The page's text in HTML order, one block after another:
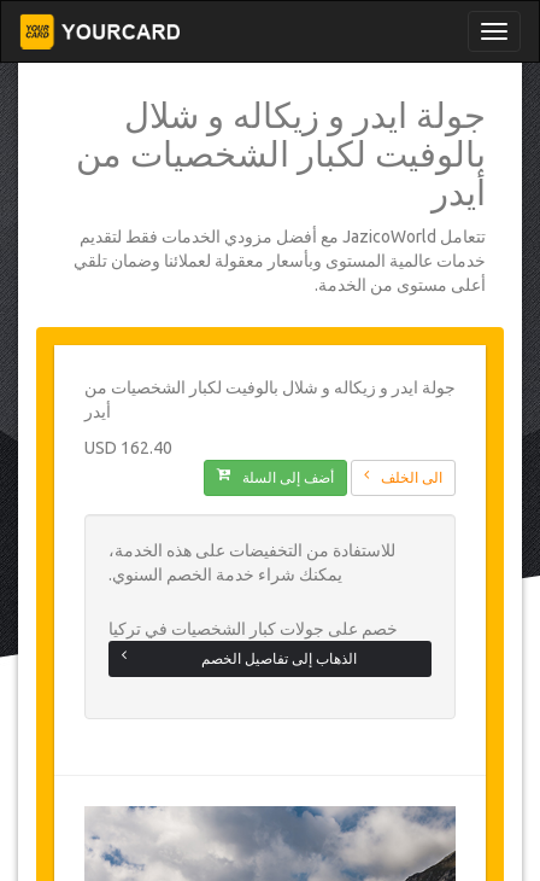
جولة ايدر و زيكاله و شلال
بالوفيت لكبار الشخصيات من
أيدر
تتعامل JazicoWorld مع أفضل مزودي الخدمات فقط لتقديم
خدمات عالمية المستوى وبأسعار معقولة لعملائنا وضمان تلقي
أعلى مستوى من الخدمة.
جولة ايدر و زيكاله و شلال بالوفيت لكبار الشخصيات من
أيدر
162.40 USD
الى الخلف أضف إلى السلة
للاستفادة من التخفيضات على هذه الخدمة،
يمكنك شراء خدمة الخصم السنوي.
خصم على جولات كبار الشخصيات في تركيا
الذهاب إلى تفاصيل الخصم